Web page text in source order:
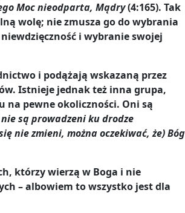
Moc nieodparta, Mądry(4:165). Tak
wolę; nie zmusza go do wybrania
i wybranie swojej
i podążają wskazaną przez
Istnieje jednak też inna grupa,
na pewne okoliczności. Oni są
są prowadzeni ku drodze
nie zmieni, można oczekiwać, że) Bóg
którzy wierzą w Boga i nie
– albowiem to wszystko jest dla